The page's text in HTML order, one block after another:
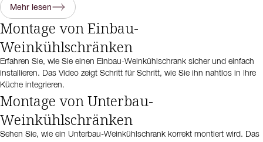
Mehr lesen
Montage von Einbau-
Weinkühlschränken
Erfahren Sie, wie Sie einen Einbau-Weinkühlschrank sicher und einfach
installieren. Das Video zeigt Schritt für Schritt, wie Sie ihn nahtlos in Ihre
Küche integrieren.
Montage von Unterbau-
Weinkühlschränken
Sehen Sie, wie ein Unterbau-Weinkühlschrank korrekt montiert wird. Das